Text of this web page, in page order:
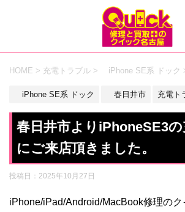
HOME > 充電トラブル > iPhone SE系 ドック
iPhone SE系 ドック 春日井市 充電ト
春日井市よりiPhoneSE3
にご来店頂きました。
投稿日： 2025年10月27日
iPhone/iPad/Android/MacBook修理の